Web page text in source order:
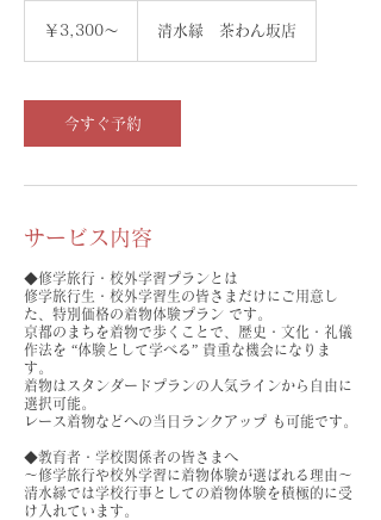
￥3,300～ 清水縁 茶わん坂店
今すぐ予約
サービス内容
◆修学旅行・校外学習プランとは
修学旅行生・校外学習生の皆さまだけにご用意し
た、特別価格の着物体験プラン です。
京都のまちを着物で歩くことで、歴史・文化・礼儀
作法を “体験として学べる” 貴重な機会になりま
す。
着物はスタンダードプランの人気ラインから自由に
選択可能。
レース着物などへの当日ランクアップ も可能です。
◆教育者・学校関係者の皆さまへ
〜修学旅行や校外学習に着物体験が選ばれる理由〜
清水縁では学校行事としての着物体験を積極的に受
け入れています。